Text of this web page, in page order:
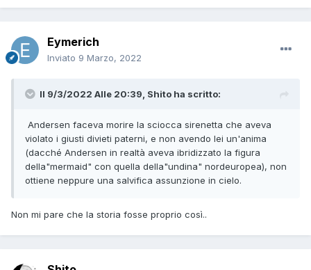
Eymerich
Inviato 9 Marzo, 2022
Il 9/3/2022 Alle 20:39, Shito ha scritto:
Andersen faceva morire la sciocca sirenetta che aveva
violato i giusti divieti paterni, e non avendo lei un'anima
(dacché Andersen in realtà aveva ibridizzato la figura
della"mermaid" con quella della"undina" nordeuropea), non
ottiene neppure una salvifica assunzione in cielo.
Non mi pare che la storia fosse proprio così..